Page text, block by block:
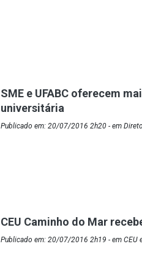
SME e UFABC oferecem
universitária
Publicado em: 20/07/2016 2h20 - em
CEU Caminho do Mar
Publicado em: 20/07/2016 2h19 - em CEU